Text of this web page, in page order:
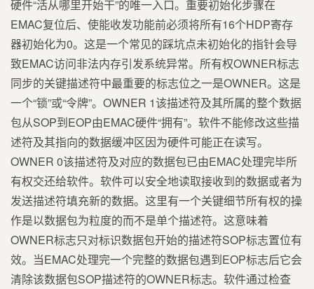
硬件“活从哪里开始干”的唯一入口。重要初始化步骤在
EMAC复位后、使能收发功能前必须将所有16个HDP寄存
器初始化为0。这是一个常见的踩坑点未初始化的指针会导
致EMAC访问非法内存引发系统异常。所有权OWNER标志
同步的关键描述符中最重要的标志位之一是OWNER。这是
一个“锁”或“令牌”。OWNER 1该描述符及其所属的整个数据
包从SOP到EOP由EMAC硬件“拥有”。软件不能修改这些描
述符及其指向的数据缓冲区因为硬件可能正在读写。
OWNER 0该描述符及对应的数据包已由EMAC处理完毕所
有权交还给软件。软件可以安全地读取接收到的数据或者为
发送描述符填充新的数据。这里有一个关键细节所有权的操
作是以数据包为粒度的而不是单个描述符。这意味着
OWNER标志只对标识数据包开始的描述符SOP标志置位有
效。当EMAC处理完一个完整的数据包遇到EOP标志后它会
清除该数据包SOP描述符的OWNER标志。软件通过检查